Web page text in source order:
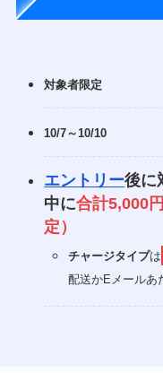
対象者限定
10/7～10/10
エントリー後に
中に合計5,000
定）
チャージタイプは
配送かEメールあ